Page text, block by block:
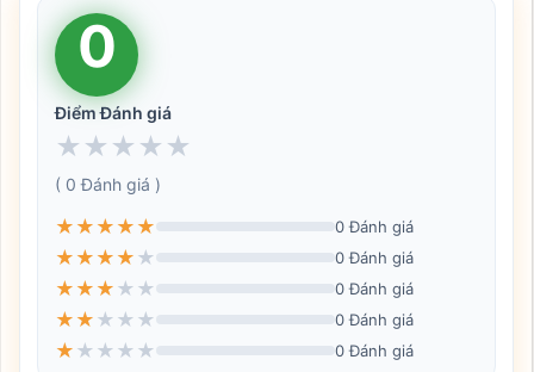
0
Điểm Đánh giá
★ ★ ★ ★ ★
( 0 Đánh giá )
★ ★ ★ ★ ★ 0 Đánh giá
★ ★ ★ ★ ★ 0 Đánh giá
★ ★ ★ ★ ★ 0 Đánh giá
★ ★ ★ ★ ★ 0 Đánh giá
★ ★ ★ ★ ★ 0 Đánh giá